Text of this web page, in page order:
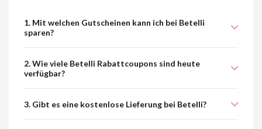
1. Mit welchen Gutscheinen kann ich bei Betelli
sparen?
2. Wie viele Betelli Rabattcoupons sind heute
verfügbar?
3. Gibt es eine kostenlose Lieferung bei Betelli?